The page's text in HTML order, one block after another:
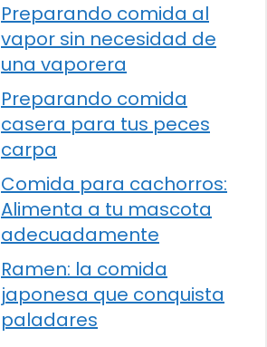
Preparando comida al
vapor sin necesidad de
una vaporera
Preparando comida
casera para tus peces
carpa
Comida para cachorros:
Alimenta a tu mascota
adecuadamente
Ramen: la comida
japonesa que conquista
paladares